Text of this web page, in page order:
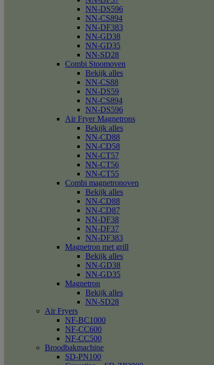
NN-DS596
NN-CS894
NN-DF383
NN-GD38
NN-GD35
NN-SD28
Combi Stoomoven
Bekijk alles
NN-CS88
NN-DS59
NN-CS894
NN-DS596
Air Fryer Magnetrons
Bekijk alles
NN-CD88
NN-CD58
NN-CT57
NN-CT56
NN-CT55
Combi magnetronoven
Bekijk alles
NN-CD88
NN-CD87
NN-DF38
NN-DF37
NN-DF383
Magnetron met grill
Bekijk alles
NN-GD38
NN-GD35
Magnetron
Bekijk alles
NN-SD28
Air Fryers
NF-BC1000
NF-CC600
NF-CC500
Broodbakmachine
SD-PN100